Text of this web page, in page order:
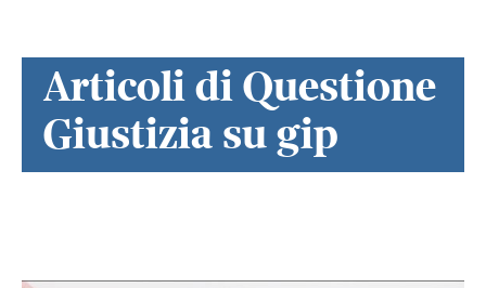
Articoli di Questione
Giustizia su gip